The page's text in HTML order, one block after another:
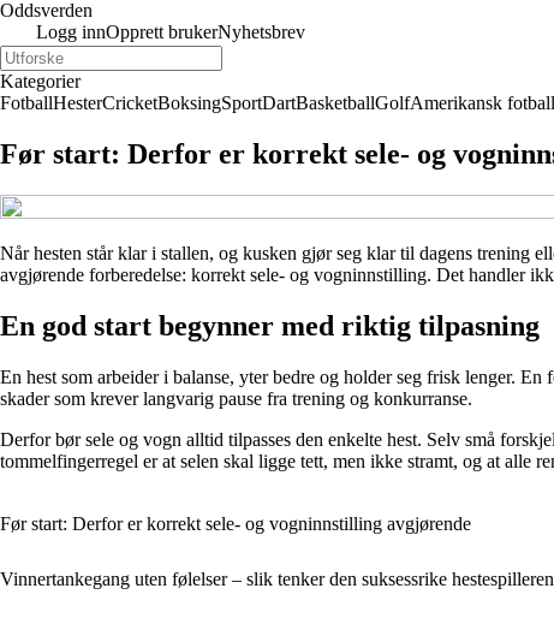
Oddsverden
Logg innOpprett brukerNyhetsbrev
Kategorier
FotballHesterCricketBoksingSportDartBasketballGolfAmerikansk fotball
Før start: Derfor er korrekt sele- og
Når hesten står klar i stallen, og kusken gjør seg klar til dagens trening
avgjørende forberedelse: korrekt sele- og vogninnstilling. Det handler
En god start begynner med riktig tilpasning
En hest som arbeider i balanse, yter bedre og holder seg frisk lenger.
skader som krever langvarig pause fra trening og konkurranse.
Derfor bør sele og vogn alltid tilpasses den enkelte hest. Selv små
tommelfingerregel er at selen skal ligge tett, men ikke stramt, og at alle
Før start: Derfor er korrekt sele- og vogninnstilling avgjørende
Vinnertankegang uten følelser – slik tenker den suksessrike hestespilleren